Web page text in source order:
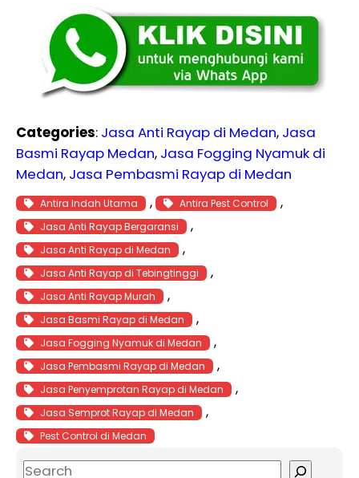
Categories: Jasa Anti Rayap di Medan, Jasa
Basmi Rayap Medan, Jasa Fogging Nyamuk di
Medan, Jasa Pembasmi Rayap di Medan
Antira Indah Utama , Antira Pest Control ,
Jasa Anti Rayap Bergaransi ,
Jasa Anti Rayap di Medan ,
Jasa Anti Rayap di Tebingtinggi ,
Jasa Anti Rayap Murah ,
Jasa Basmi Rayap di Medan ,
Jasa Fogging Nyamuk di Medan ,
Jasa Pembasmi Rayap di Medan ,
Jasa Penyemprotan Rayap di Medan ,
Jasa Semprot Rayap di Medan ,
Pest Control di Medan